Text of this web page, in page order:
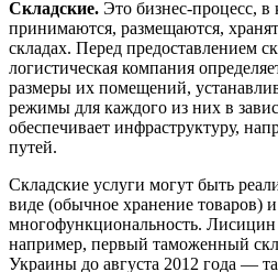
Складские. Это бизнес-процесс, в
принимаются, размещаются,
складах. Перед предоставлением
логистическая компания
размеры их помещений,
режимы для каждого из них в
обеспечивает инфраструктуру,
путей.
Складские услуги могут быть
виде (обычное хранение товаров)
многофункциональность. Лисицин
например, первый таможенный
Украины до августа 2012 года —